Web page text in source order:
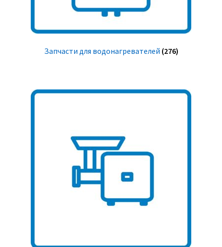
Запчасти для водонагревателей (276)